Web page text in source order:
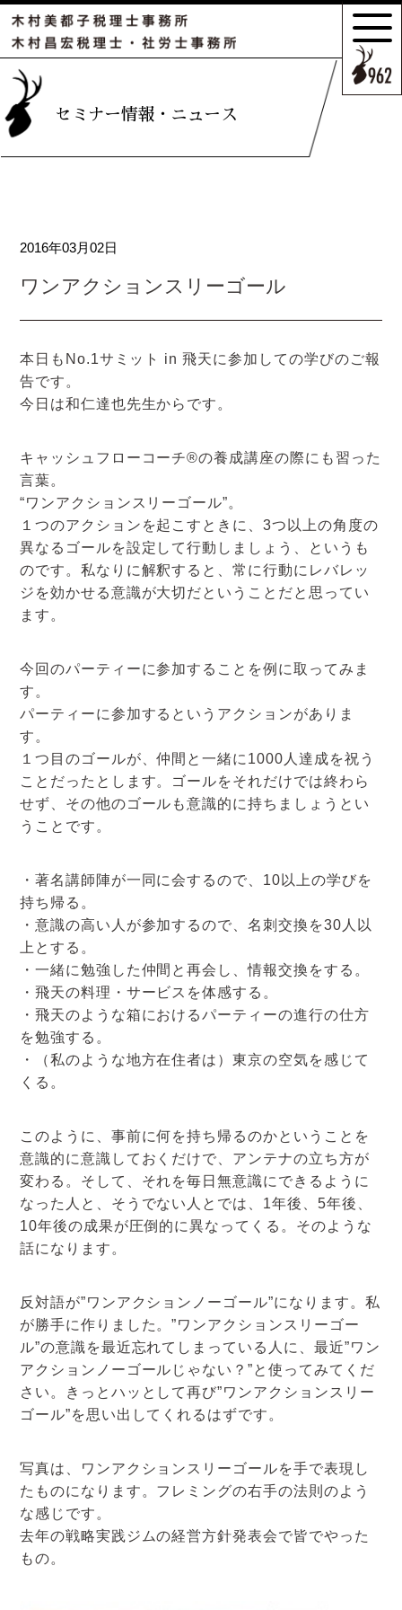
セミナー情報・ニュース
2016年03月02日
ワンアクションスリーゴール
本日もNo.1サミット in 飛天に参加しての学びのご報
告です。
今日は和仁達也先生からです。
キャッシュフローコーチ®の養成講座の際にも習った
言葉。
“ワンアクションスリーゴール”。
１つのアクションを起こすときに、3つ以上の角度の
異なるゴールを設定して行動しましょう、というも
のです。私なりに解釈すると、常に行動にレバレッ
ジを効かせる意識が大切だということだと思ってい
ます。
今回のパーティーに参加することを例に取ってみま
す。
パーティーに参加するというアクションがありま
す。
１つ目のゴールが、仲間と一緒に1000人達成を祝う
ことだったとします。ゴールをそれだけでは終わら
せず、その他のゴールも意識的に持ちましょうとい
うことです。
・著名講師陣が一同に会するので、10以上の学びを
持ち帰る。
・意識の高い人が参加するので、名刺交換を30人以
上とする。
・一緒に勉強した仲間と再会し、情報交換をする。
・飛天の料理・サービスを体感する。
・飛天のような箱におけるパーティーの進行の仕方
を勉強する。
・（私のような地方在住者は）東京の空気を感じて
くる。
このように、事前に何を持ち帰るのかということを
意識的に意識しておくだけで、アンテナの立ち方が
変わる。そして、それを毎日無意識にできるように
なった人と、そうでない人とでは、1年後、5年後、
10年後の成果が圧倒的に異なってくる。そのような
話になります。
反対語が”ワンアクションノーゴール”になります。私
が勝手に作りました。”ワンアクションスリーゴー
ル”の意識を最近忘れてしまっている人に、最近”ワン
アクションノーゴールじゃない？”と使ってみてくだ
さい。きっとハッとして再び”ワンアクションスリー
ゴール”を思い出してくれるはずです。
写真は、ワンアクションスリーゴールを手で表現し
たものになります。フレミングの右手の法則のよう
な感じです。
去年の戦略実践ジムの経営方針発表会で皆でやった
もの。
相続の